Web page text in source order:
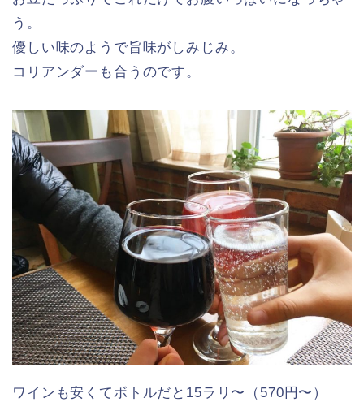
う。
優しい味のようで旨味がしみじみ。
コリアンダーも合うのです。
ワインも安くてボトルだと15ラリ〜（570円〜）